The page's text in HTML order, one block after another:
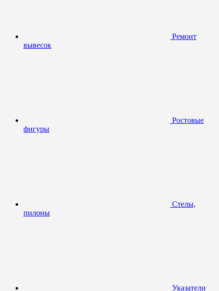
Ремонт
вывесок
Ростовые
фигуры
Стелы,
пилоны
Указатели